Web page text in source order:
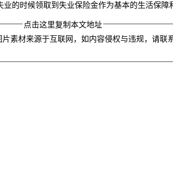
的时候领取到失业保险金作为基本的生活保障
点击这里复制本文地址
素材来源于互联网，如内容侵权与违规，请